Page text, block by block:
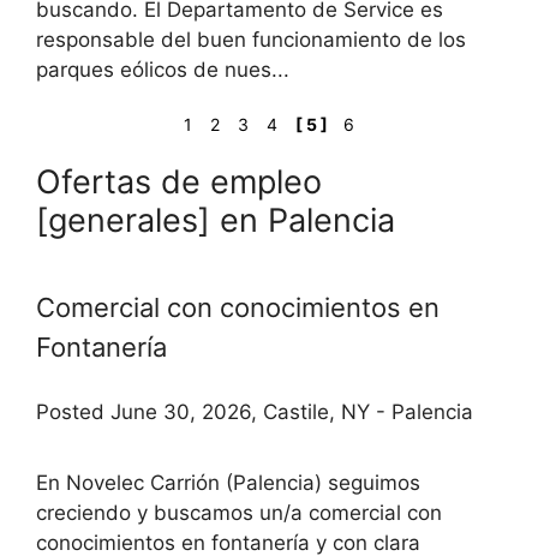
buscando. El Departamento de Service es
responsable del buen funcionamiento de los
parques eólicos de nues...
1 2 3 4 [ 5 ] 6
Ofertas de empleo
[generales] en Palencia
Comercial con conocimientos en
Fontanería
Posted June 30, 2026, Castile, NY - Palencia
En Novelec Carrión (Palencia) seguimos
creciendo y buscamos un/a comercial con
conocimientos en fontanería y con clara